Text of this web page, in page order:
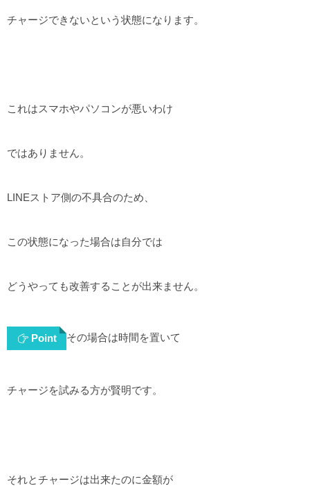
チャージできないという状態になります。
これはスマホやパソコンが悪いわけ
ではありません。
LINEストア側の不具合のため、
この状態になった場合は自分では
どうやっても改善することが出来ません。
Point その場合は時間を置いて
チャージを試みる方が賢明です。
それとチャージは出来たのに金額が